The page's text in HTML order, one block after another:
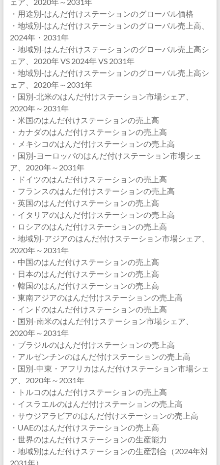
・用途別-はんだ付けステーションのグローバル価格
・地域別-はんだ付けステーションのグローバル売上高、
2024年・2031年
・地域別-はんだ付けステーションのグローバル売上高シ
ェア、2020年 VS 2024年 VS 2031年
・地域別-はんだ付けステーションのグローバル売上高シ
ェア、2020年～2031年
・国別-北米のはんだ付けステーション市場シェア、
2020年～2031年
・米国のはんだ付けステーションの売上高
・カナダのはんだ付けステーションの売上高
・メキシコのはんだ付けステーションの売上高
・国別-ヨーロッパのはんだ付けステーション市場シェ
ア、2020年～2031年
・ドイツのはんだ付けステーションの売上高
・フランスのはんだ付けステーションの売上高
・英国のはんだ付けステーションの売上高
・イタリアのはんだ付けステーションの売上高
・ロシアのはんだ付けステーションの売上高
・地域別-アジアのはんだ付けステーション市場シェア、
2020年～2031年
・中国のはんだ付けステーションの売上高
・日本のはんだ付けステーションの売上高
・韓国のはんだ付けステーションの売上高
・東南アジアのはんだ付けステーションの売上高
・インドのはんだ付けステーションの売上高
・国別-南米のはんだ付けステーション市場シェア、
2020年～2031年
・ブラジルのはんだ付けステーションの売上高
・アルゼンチンのはんだ付けステーションの売上高
・国別-中東・アフリカはんだ付けステーション市場シェ
ア、2020年～2031年
・トルコのはんだ付けステーションの売上高
・イスラエルのはんだ付けステーションの売上高
・サウジアラビアのはんだ付けステーションの売上高
・UAEのはんだ付けステーションの売上高
・世界のはんだ付けステーションの生産能力
・地域別はんだ付けステーションの生産割合（2024年対
2031年）